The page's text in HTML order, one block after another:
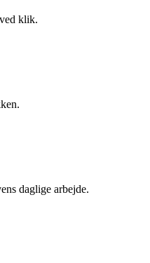
klik.
daglige arbejde.